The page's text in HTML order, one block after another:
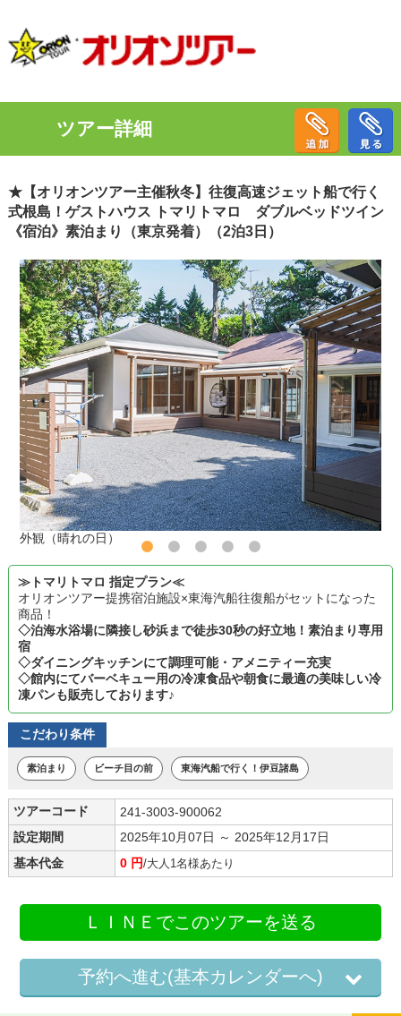
ツアー詳細
★【オリオンツアー主催秋冬】往復高速ジェット船で行く
式根島！ゲストハウス トマリトマロ ダブルベッドツイン
《宿泊》素泊まり（東京発着）（2泊3日）
外観（晴れの日）
≫トマリトマロ 指定プラン≪
オリオンツアー提携宿泊施設×東海汽船往復船がセットになった
商品！
◇泊海水浴場に隣接し砂浜まで徒歩30秒の好立地！素泊まり専用
宿
◇ダイニングキッチンにて調理可能・アメニティー充実
◇館内にてバーベキュー用の冷凍食品や朝食に最適の美味しい冷
凍パンも販売しております♪
こだわり条件
素泊まり ビーチ目の前 東海汽船で行く！伊豆諸島
ツアーコード
241-3003-900062
設定期間
2025年10月07日 ～ 2025年12月17日
基本代金
0 円/大人1名様あたり
ＬＩＮＥでこのツアーを送る
予約へ進む(基本カレンダーへ)